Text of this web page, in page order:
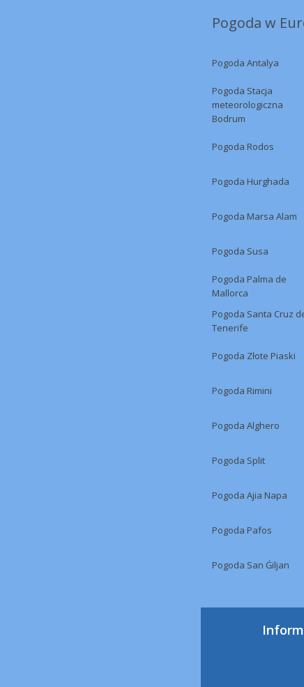
Pogoda w
Pogoda Antalya
Pogoda Stacja
meteorologiczna
Bodrum
Pogoda Rodos
Pogoda Hurghada
Pogoda Marsa Alam
Pogoda Susa
Pogoda Palma de
Mallorca
Pogoda Santa Cruz
Tenerife
Pogoda Złote Piaski
Pogoda Rimini
Pogoda Alghero
Pogoda Split
Pogoda Ajia Napa
Pogoda Pafos
Pogoda San Ġiljan